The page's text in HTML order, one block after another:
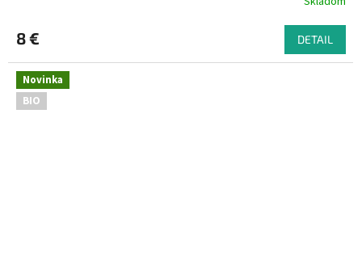
8 € DETAIL
Novinka
BIO